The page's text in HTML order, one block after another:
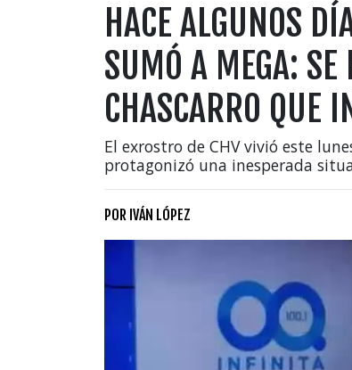
HACE ALGUNOS
SUMÓ A MEGA: SE
CHASCARRO QUE
El exrostro de CHV vivió este
protagonizó una inesperada
POR IVÁN LÓPEZ